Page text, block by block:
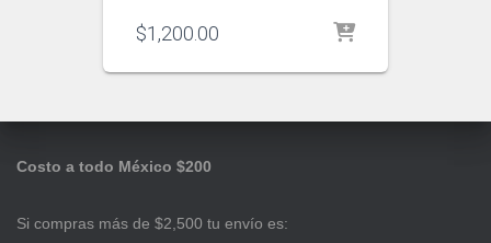
$1,200.00
Costo a todo México $200
Si compras más de $2,500 tu envío es: